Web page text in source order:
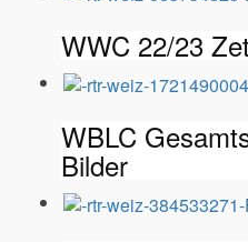
WWC 22/23
WBLC
Bilder